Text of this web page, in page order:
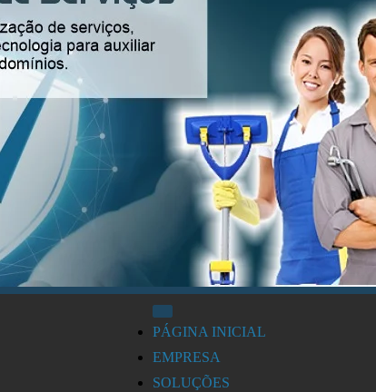
PÁGINA INICIAL
EMPRESA
SOLUÇÕES